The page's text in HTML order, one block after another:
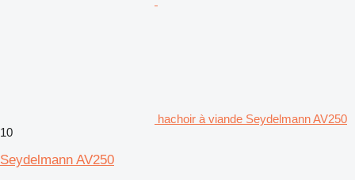
hachoir à viande Seydelmann AV250
10
Seydelmann AV250